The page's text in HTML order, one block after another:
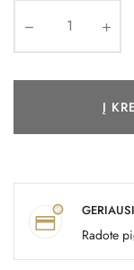
Į
Radote